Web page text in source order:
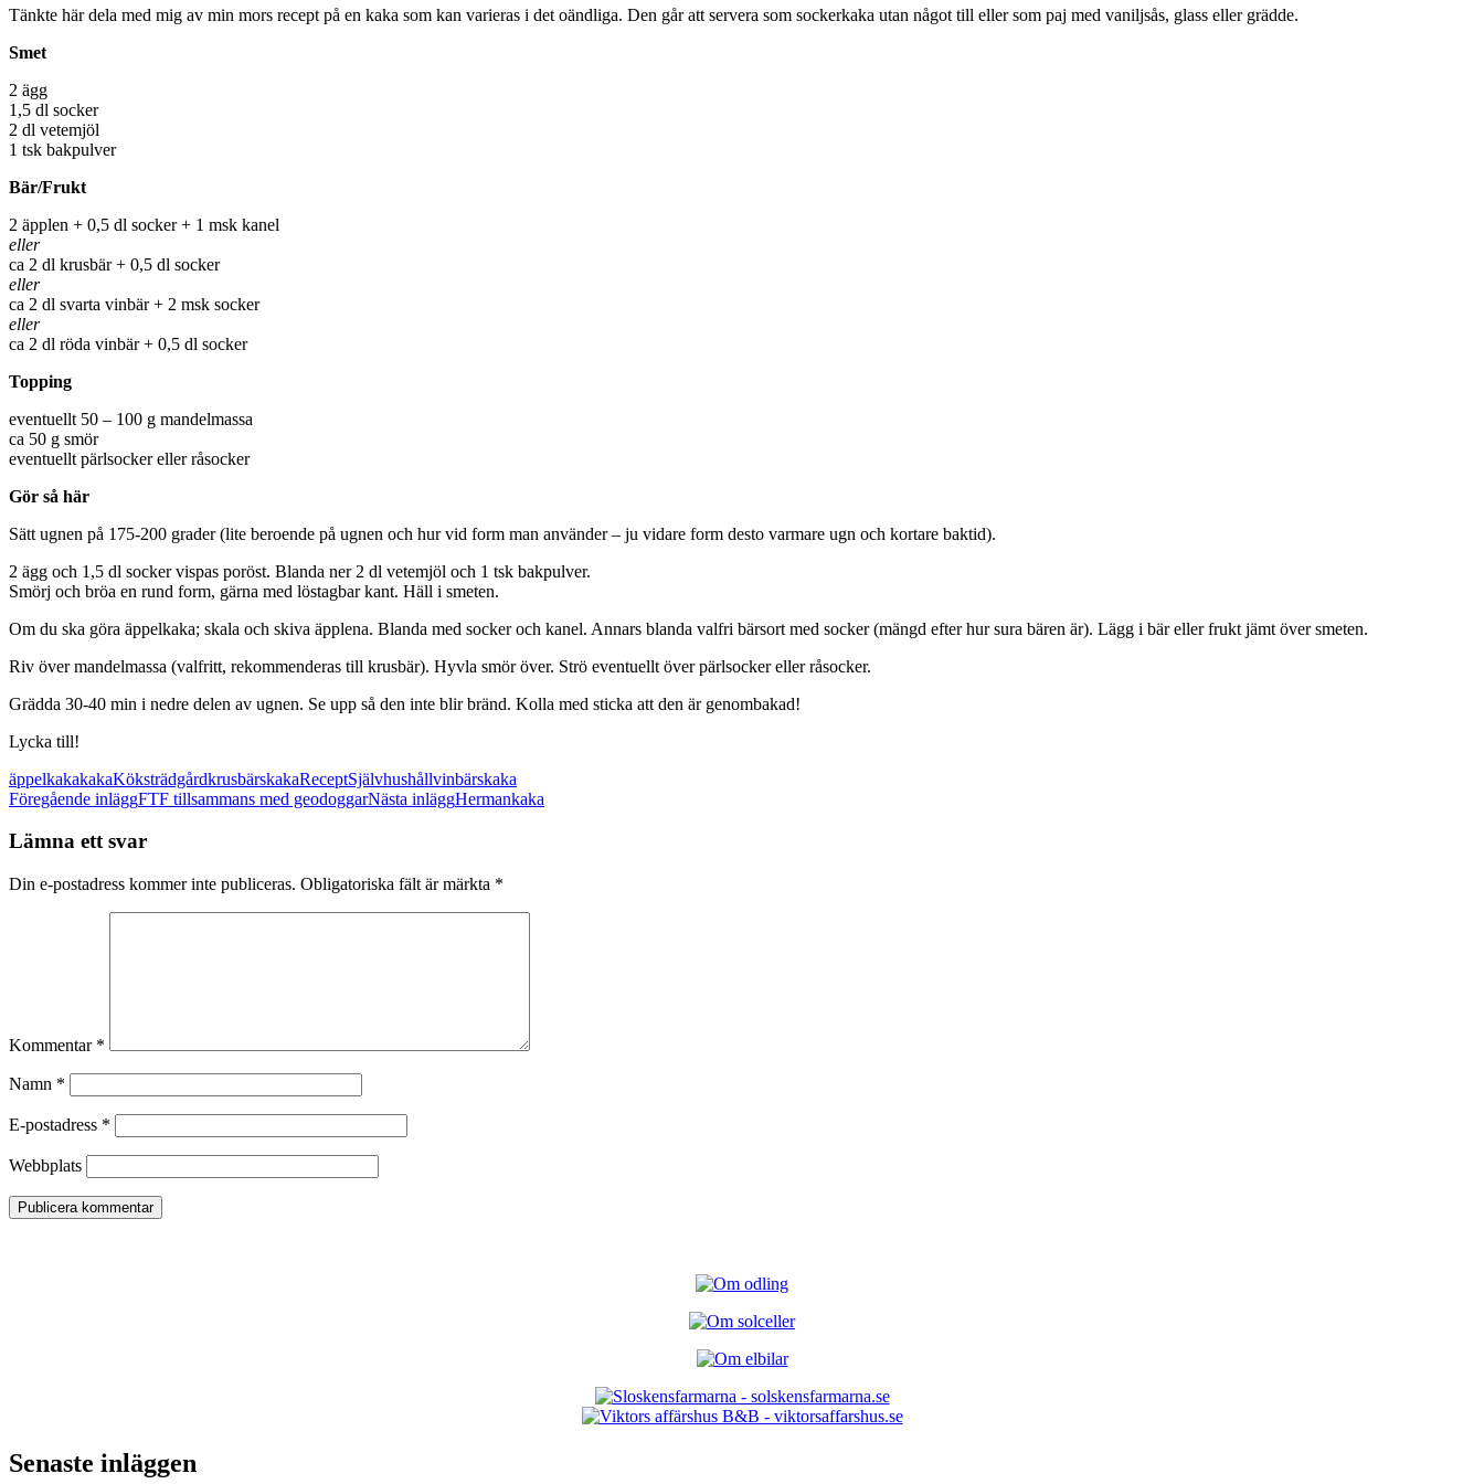
Tänkte här dela med mig av min mors recept på en kaka som kan varieras i det oändliga. Den går att servera som sockerkaka utan något till eller som paj med vaniljsås, glass eller grädde.
Smet
2 ägg
1,5 dl socker
2 dl vetemjöl
1 tsk bakpulver
Bär/Frukt
2 äpplen + 0,5 dl socker + 1 msk kanel
eller
ca 2 dl krusbär + 0,5 dl socker
eller
ca 2 dl svarta vinbär + 2 msk socker
eller
ca 2 dl röda vinbär + 0,5 dl socker
Topping
eventuellt 50 – 100 g mandelmassa
ca 50 g smör
eventuellt pärlsocker eller råsocker
Gör så här
Sätt ugnen på 175-200 grader (lite beroende på ugnen och hur vid form man använder – ju vidare form desto varmare ugn och kortare baktid).
2 ägg och 1,5 dl socker vispas poröst. Blanda ner 2 dl vetemjöl och 1 tsk bakpulver.
Smörj och bröa en rund form, gärna med löstagbar kant. Häll i smeten.
Om du ska göra äppelkaka; skala och skiva äpplena. Blanda med socker och kanel. Annars blanda valfri bärsort med socker (mängd efter hur sura bären är). Lägg i bär eller frukt jämt över smeten.
Riv över mandelmassa (valfritt, rekommenderas till krusbär). Hyvla smör över. Strö eventuellt över pärlsocker eller råsocker.
Grädda 30-40 min i nedre delen av ugnen. Se upp så den inte blir bränd. Kolla med sticka att den är genombakad!
Lycka till!
äppelkakakakaKöksträdgårdkrusbärskakaReceptSjälvhushållvinbärskaka
Inläggsnavigering
Föregående inläggFTF tillsammans med geodoggarNästa inläggHermankaka
Lämna ett svar
Din e-postadress kommer inte publiceras. Obligatoriska fält är märkta *
Kommentar *
Namn *
E-postadress *
Webbplats
Senaste inläggen